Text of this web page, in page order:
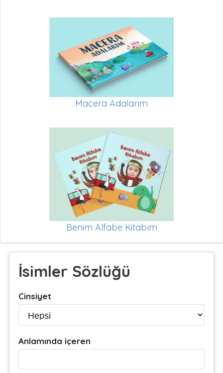
Macera Adalarım
Benim Alfabe Kitabım
İsimler Sözlüğü
Cinsiyet
Anlamında içeren